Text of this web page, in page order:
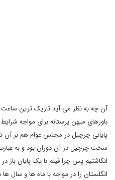
آن چه به نظر می آید تاریک ترین
باورهای میهن پرستانه برای مواجه
پایانی چرچیل در مجلس عوام هم بر آن
سخت چرچیل در آن دوران بود و به
انگاشتیم پس چرا فیلم با یک پایان
انگلستان را در مواجه با ماه ها و سال